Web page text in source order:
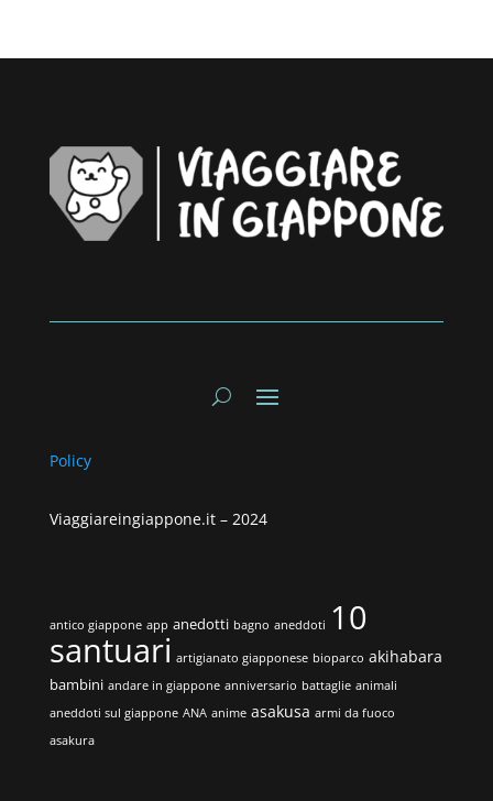
Policy
Viaggiareingiappone.it – 2024
antico giappone app anedotti bagno aneddoti 10
santuari artigianato giapponese bioparco akihabara
bambini andare in giappone anniversario battaglie animali
aneddoti sul giappone ANA anime asakusa armi da fuoco
asakura